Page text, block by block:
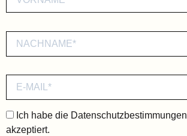
Ich habe die Datenschutzbestimmungen
akzeptiert.